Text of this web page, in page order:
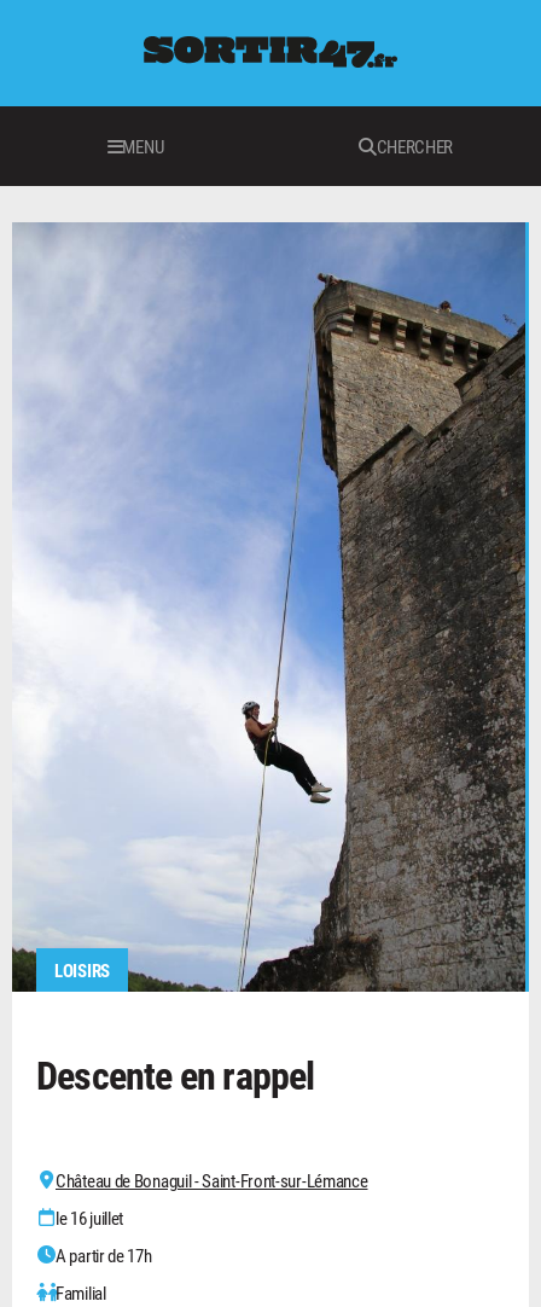
MENU CHERCHER
LOISIRS
Descente en rappel
Château de Bonaguil - Saint-Front-sur-Lémance
le 16 juillet
A partir de 17h
Familial